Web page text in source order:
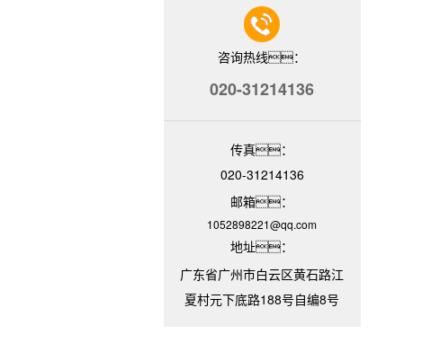
咨询热线：
020-31214136
传真：
020-31214136
邮箱：
1052898221@qq.com
地址：
广东省广州市白云区黄石路江
夏村元下底路188号自编8号